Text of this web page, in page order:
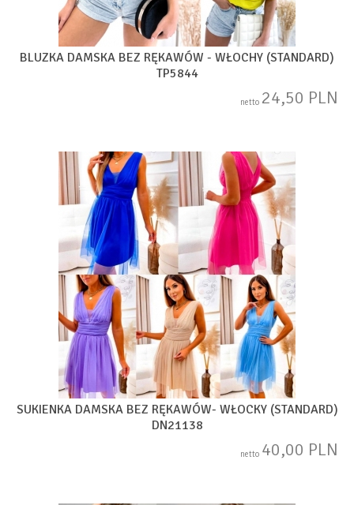
BLUZKA DAMSKA BEZ RĘKAWÓW - WŁOCHY (STANDARD)
TP5844
netto 24,50 PLN
SUKIENKA DAMSKA BEZ RĘKAWÓW- WŁOCKY (STANDARD)
DN21138
netto 40,00 PLN